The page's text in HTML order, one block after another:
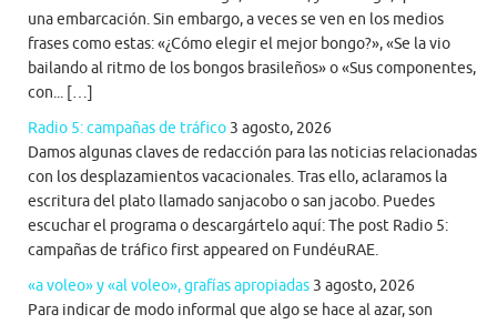
una embarcación. Sin embargo, a veces se ven en los medios
frases como estas: «¿Cómo elegir el mejor bongo?», «Se la vio
bailando al ritmo de los bongos brasileños» o «Sus componentes,
con... […]
Radio 5: campañas de tráfico 3 agosto, 2026
Damos algunas claves de redacción para las noticias relacionadas
con los desplazamientos vacacionales. Tras ello, aclaramos la
escritura del plato llamado sanjacobo o san jacobo. Puedes
escuchar el programa o descargártelo aquí: The post Radio 5:
campañas de tráfico first appeared on FundéuRAE.
«a voleo» y «al voleo», grafías apropiadas 3 agosto, 2026
Para indicar de modo informal que algo se hace al azar, son